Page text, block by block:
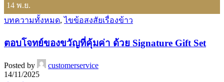
14 พ.ย.
บทความทั้งหมด,ไขข้อสงสัยเรื่องข้าว
ตอบโจทย์ของขวัญที่คุ้มค่า ด้วย Signature Gift Set
Posted by
customerservice
14/11/2025